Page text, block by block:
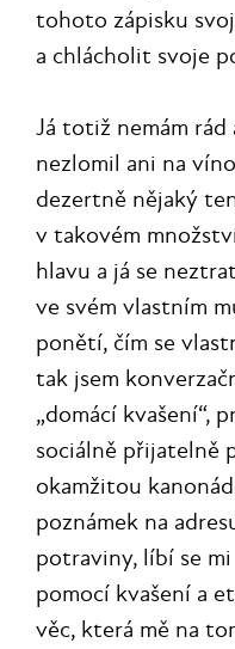
tohoto zápisku
a chlácholit svoje
Já totiž nemám
nezlomil ani na
dezertně nějaký
v takovém
hlavu a já se
ve svém vlastním
ponětí, čím se
tak jsem
„domácí kvašení“,
sociálně přijatelně
okamžitou
poznámek na
potraviny, líbí se
pomocí kvašení a
věc, která mě na